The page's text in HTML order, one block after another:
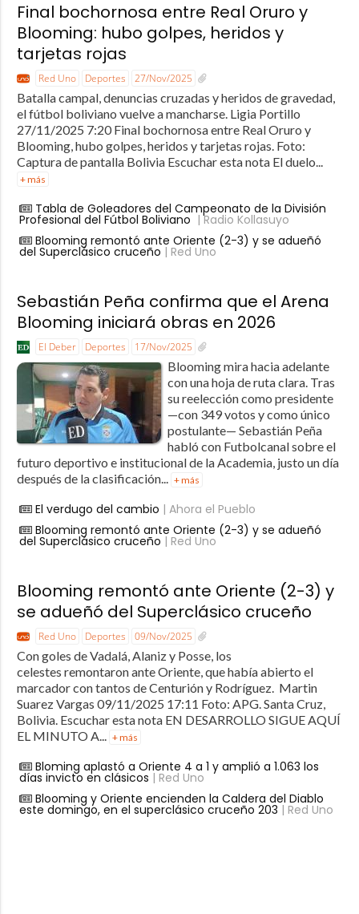
Final bochornosa entre Real Oruro y
Blooming: hubo golpes, heridos y
tarjetas rojas
Red Uno Deportes 27/Nov/2025
Batalla campal, denuncias cruzadas y heridos de gravedad,
el fútbol boliviano vuelve a mancharse. Ligia Portillo
27/11/2025 7:20 Final bochornosa entre Real Oruro y
Blooming, hubo golpes, heridos y tarjetas rojas. Foto:
Captura de pantalla Bolivia Escuchar esta nota El duelo...
+ más
Tabla de Goleadores del Campeonato de la División
Profesional del Fútbol Boliviano | Radio Kollasuyo
Blooming remontó ante Oriente (2-3) y se adueñó
del Superclásico cruceño | Red Uno
Sebastián Peña confirma que el Arena
Blooming iniciará obras en 2026
El Deber Deportes 17/Nov/2025
Blooming mira hacia adelante
con una hoja de ruta clara. Tras
su reelección como presidente
—con 349 votos y como único
postulante— Sebastián Peña
habló con Futbolcanal sobre el
futuro deportivo e institucional de la Academia, justo un día
después de la clasificación... + más
El verdugo del cambio | Ahora el Pueblo
Blooming remontó ante Oriente (2-3) y se adueñó
del Superclásico cruceño | Red Uno
Blooming remontó ante Oriente (2-3) y
se adueñó del Superclásico cruceño
Red Uno Deportes 09/Nov/2025
Con goles de Vadalá, Alaniz y Posse, los
celestes remontaron ante Oriente, que había abierto el
marcador con tantos de Centurión y Rodríguez. Martin
Suarez Vargas 09/11/2025 17:11 Foto: APG. Santa Cruz,
Bolivia. Escuchar esta nota EN DESARROLLO SIGUE AQUÍ
EL MINUTO A... + más
Bloming aplastó a Oriente 4 a 1 y amplió a 1.063 los
días invicto en clásicos | Red Uno
Blooming y Oriente encienden la Caldera del Diablo
este domingo, en el superclásico cruceño 203 | Red Uno